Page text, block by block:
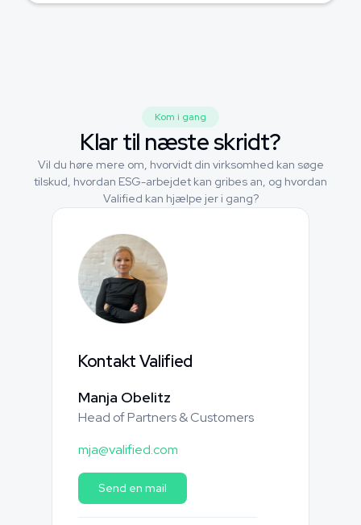
Kom i gang
Klar til næste skridt?
Vil du høre mere om, hvorvidt din virksomhed kan søge
tilskud, hvordan ESG-arbejdet kan gribes an, og hvordan
Valified kan hjælpe jer i gang?
Kontakt Valified
Manja Obelitz
Head of Partners & Customers
mja@valified.com
Send en mail